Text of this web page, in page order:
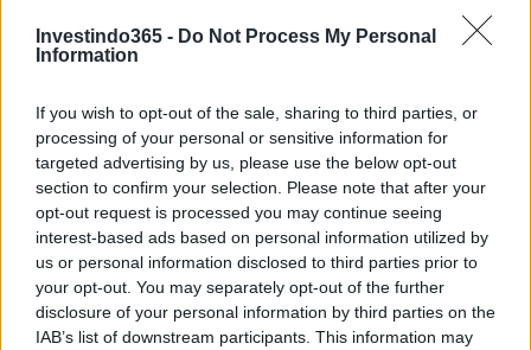
Investindo365 - Do Not Process My Personal
Information
If you wish to opt-out of the sale, sharing to third parties, or
processing of your personal or sensitive information for
targeted advertising by us, please use the below opt-out
section to confirm your selection. Please note that after your
opt-out request is processed you may continue seeing
interest-based ads based on personal information utilized by
us or personal information disclosed to third parties prior to
your opt-out. You may separately opt-out of the further
disclosure of your personal information by third parties on the
IAB’s list of downstream participants. This information may
Continue lendo
MOEDAS CRIPTOGRÁFICAS